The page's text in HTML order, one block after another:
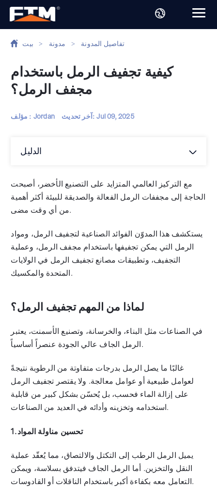
بيت > مدونة > تفاصيل المدونة
كيفية تجفيف الرمل باستخدام
مجفف الرمل؟
مؤلف : Jordan آخر تحديث:Jul 09, 2025
الدليل
مع التركيز العالمي المتزايد على التصنيع الأخضر، أصبحت
الحاجة إلى مجففات الرمل الفعالة والصديقة للبيئة أكثر أهمية
من أي وقت مضى.
يستكشف هذا المدوّن الفوائد الصناعية لتجفيف الرمل، ومواد
الرمل التي يمكن تجفيفها باستخدام مجفف الرمل، وعملية
التجفيف، وتطبيقات مصانع تجفيف الرمل في الولايات
المتحدة والمكسيك.
لماذا من المهم تجفيف الرمل؟
في الصناعات مثل البناء، والخرسانة، وتصنيع الأسمنت، يعتبر
الرمل الجاف عالي الجودة عنصراً أساسياً.
غالبًا ما يصل الرمل بدرجات متفاوتة من الرطوبة نتيجةً
لعوامل طبيعية أو عوامل معالجة. ولا يقتصر تجفيف الرمل
على إزالة الماء فحسب، بل يُحسّن بشكل كبير من قابلية
استخدامه وتخزينه وأدائه في العديد من الصناعات.
1. تحسين مناولة المواد
يميل الرمل الرطب إلى التكتل والالتصاق، مما يُعقّد عملية
النقل والتخزين. أما الرمل الجاف فيتدفق بسلاسة، ويمكن
التعامل معه بكفاءة أكبر باستخدام الناقلات أو القادوسات.